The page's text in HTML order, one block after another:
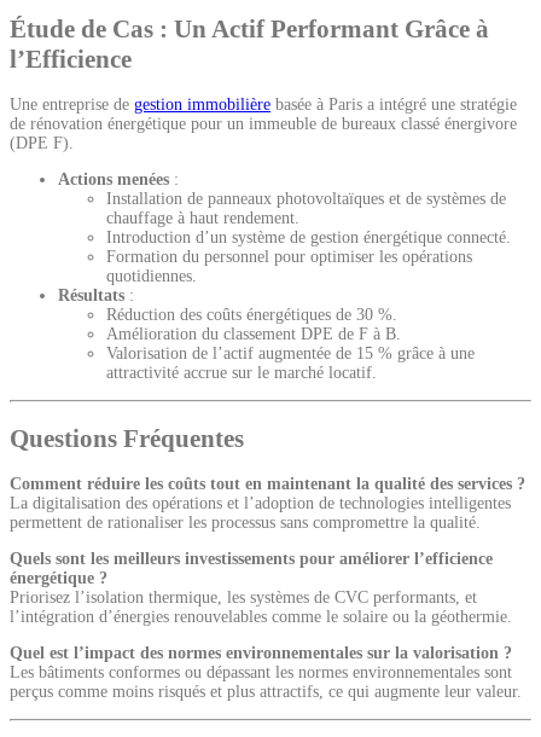
Étude de Cas : Un Actif Performant Grâce à
l’Efficience
Une entreprise de gestion immobilière basée à Paris a intégré une stratégie
de rénovation énergétique pour un immeuble de bureaux classé énergivore
(DPE F).
Actions menées :
Installation de panneaux photovoltaïques et de systèmes de
chauffage à haut rendement.
Introduction d’un système de gestion énergétique connecté.
Formation du personnel pour optimiser les opérations
quotidiennes.
Résultats :
Réduction des coûts énergétiques de 30 %.
Amélioration du classement DPE de F à B.
Valorisation de l’actif augmentée de 15 % grâce à une
attractivité accrue sur le marché locatif.
Questions Fréquentes
Comment réduire les coûts tout en maintenant la qualité des services ?
La digitalisation des opérations et l’adoption de technologies intelligentes
permettent de rationaliser les processus sans compromettre la qualité.
Quels sont les meilleurs investissements pour améliorer l’efficience
énergétique ?
Priorisez l’isolation thermique, les systèmes de CVC performants, et
l’intégration d’énergies renouvelables comme le solaire ou la géothermie.
Quel est l’impact des normes environnementales sur la valorisation ?
Les bâtiments conformes ou dépassant les normes environnementales sont
perçus comme moins risqués et plus attractifs, ce qui augmente leur valeur.